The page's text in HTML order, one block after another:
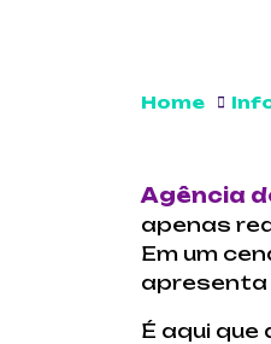
Home
Agência
apenas
Em um
apresenta
É aqui